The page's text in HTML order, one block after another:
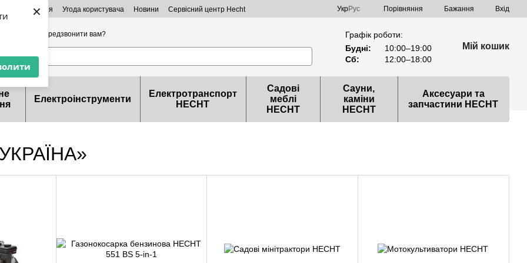
×
інформація Угода користувача Новини
Сервісний центр Hecht
УкрРус Порівняння Бажання Вхід
99-46 Передзвонити вам?
Графік роботи:
Будні:
10:00–19:00
Сб:
12:00–18:00
Мій кошик
Електроінструменти
Електротранспорт
HECHT
Садові
меблі
HECHT
Сауни,
каміни
HECHT
Аксесуари та
запчастини HECHT